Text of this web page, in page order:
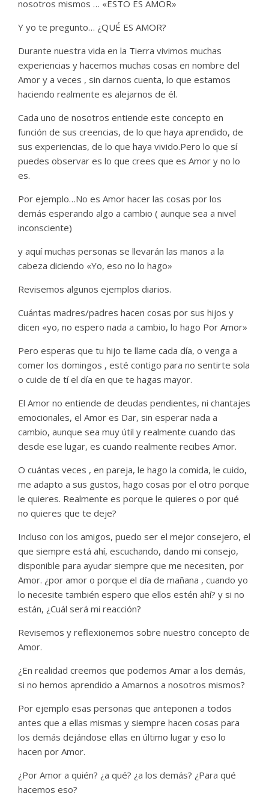
nosotros mismos … «ESTO ES AMOR»
Y yo te pregunto… ¿QUÉ ES AMOR?
Durante nuestra vida en la Tierra vivimos muchas
experiencias y hacemos muchas cosas en nombre del
Amor y a veces , sin darnos cuenta, lo que estamos
haciendo realmente es alejarnos de él.
Cada uno de nosotros entiende este concepto en
función de sus creencias, de lo que haya aprendido, de
sus experiencias, de lo que haya vivido.Pero lo que sí
puedes observar es lo que crees que es Amor y no lo
es.
Por ejemplo…No es Amor hacer las cosas por los
demás esperando algo a cambio ( aunque sea a nivel
inconsciente)
y aquí muchas personas se llevarán las manos a la
cabeza diciendo «Yo, eso no lo hago»
Revisemos algunos ejemplos diarios.
Cuántas madres/padres hacen cosas por sus hijos y
dicen «yo, no espero nada a cambio, lo hago Por Amor»
Pero esperas que tu hijo te llame cada día, o venga a
comer los domingos , esté contigo para no sentirte sola
o cuide de tí el día en que te hagas mayor.
El Amor no entiende de deudas pendientes, ni chantajes
emocionales, el Amor es Dar, sin esperar nada a
cambio, aunque sea muy útil y realmente cuando das
desde ese lugar, es cuando realmente recibes Amor.
O cuántas veces , en pareja, le hago la comida, le cuido,
me adapto a sus gustos, hago cosas por el otro porque
le quieres. Realmente es porque le quieres o por qué
no quieres que te deje?
Incluso con los amigos, puedo ser el mejor consejero, el
que siempre está ahí, escuchando, dando mi consejo,
disponible para ayudar siempre que me necesiten, por
Amor. ¿por amor o porque el día de mañana , cuando yo
lo necesite también espero que ellos estén ahí? y si no
están, ¿Cuál será mi reacción?
Revisemos y reflexionemos sobre nuestro concepto de
Amor.
¿En realidad creemos que podemos Amar a los demás,
si no hemos aprendido a Amarnos a nosotros mismos?
Por ejemplo esas personas que anteponen a todos
antes que a ellas mismas y siempre hacen cosas para
los demás dejándose ellas en último lugar y eso lo
hacen por Amor.
¿Por Amor a quién? ¿a qué? ¿a los demás? ¿Para qué
hacemos eso?